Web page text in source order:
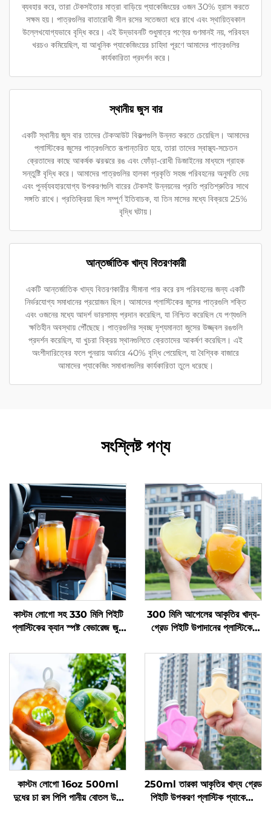
ব্যবহার করে, তারা টেকসইতার মাত্রা বাড়িয়ে প্যাকেজিংয়ের ওজন 30% হ্রাস করতে
সক্ষম হয়। পাত্রগুলির বাতারোধী সীল রসের সতেজতা ধরে রাখে এবং স্থায়িত্বকাল
উল্লেখযোগ্যভাবে বৃদ্ধি করে। এই উদ্ভাবনটি শুধুমাত্র পণ্যের গুণমানই নয়, পরিবহন
খরচও কমিয়েছিল, যা আধুনিক প্যাকেজিংয়ের চাহিদা পূরণে আমাদের পাত্রগুলির
কার্যকারিতা প্রদর্শন করে।
স্থানীয় জুস বার
একটি স্থানীয় জুস বার তাদের টেকআউট বিকল্পগুলি উন্নত করতে চেয়েছিল। আমাদের
প্লাস্টিকের জুসের পাত্রগুলিতে রূপান্তরিত হয়ে, তারা তাদের স্বাস্থ্য-সচেতন
ক্রেতাদের কাছে আকর্ষক ঝরঝরে রঙ এবং ফোঁড়া-রোধী ডিজাইনের মাধ্যমে গ্রাহক
সন্তুষ্টি বৃদ্ধি করে। আমাদের পাত্রগুলির হালকা প্রকৃতি সহজ পরিবহনের অনুমতি দেয়
এবং পুনর্ব্যবহারযোগ্য উপকরণগুলি বারের টেকসই উন্নয়নের প্রতি প্রতিশ্রুতির সাথে
সঙ্গতি রাখে। প্রতিক্রিয়া ছিল সম্পূর্ণ ইতিবাচক, যা তিন মাসের মধ্যে বিক্রয়ে 25%
বৃদ্ধি ঘটায়।
আন্তর্জাতিক খাদ্য বিতরণকারী
একটি আন্তর্জাতিক খাদ্য বিতরণকারীর সীমানা পার করে রস পরিবহনের জন্য একটি
নির্ভরযোগ্য সমাধানের প্রয়োজন ছিল। আমাদের প্লাস্টিকের জুসের পাত্রগুলি শক্তি
এবং ওজনের মধ্যে আদর্শ ভারসাম্য প্রদান করেছিল, যা নিশ্চিত করেছিল যে পণ্যগুলি
ক্ষতিহীন অবস্থায় পৌঁছেছে। পাত্রগুলির স্বচ্ছ দৃশ্যমানতা জুসের উজ্জ্বল রঙগুলি
প্রদর্শন করেছিল, যা খুচরা বিক্রয় স্থানগুলিতে ক্রেতাদের আকর্ষণ করেছিল। এই
অংশীদারিত্বের ফলে পুনরায় অর্ডারে 40% বৃদ্ধি পেয়েছিল, যা বৈশ্বিক বাজারে
আমাদের প্যাকেজিং সমাধানগুলির কার্যকারিতা তুলে ধরেছে।
সংশ্লিষ্ট পণ্য
কাস্টম লোগো সহ 330 মিলি পিইটি
প্লাস্টিকের ক্যান স্পষ্ট বেভারেজ জুস
300 মিলি আপেলের আকৃতির খাদ্য-
গ্রেড পিইটি উপাদানের প্লাস্টিকের
ধারণ করতে পারে, সৃজনশীল ডিজাইন,
শিশুদের পছন্দ
কাস্টম লোগো 16oz 500ml
দুধের চা রস পিপি পানীয় বোতল উচ্চ
250ml তারকা আকৃতির খাদ্য গ্রেড
পিইটি উপকরণ প্লাস্টিক প্যাকেজিং